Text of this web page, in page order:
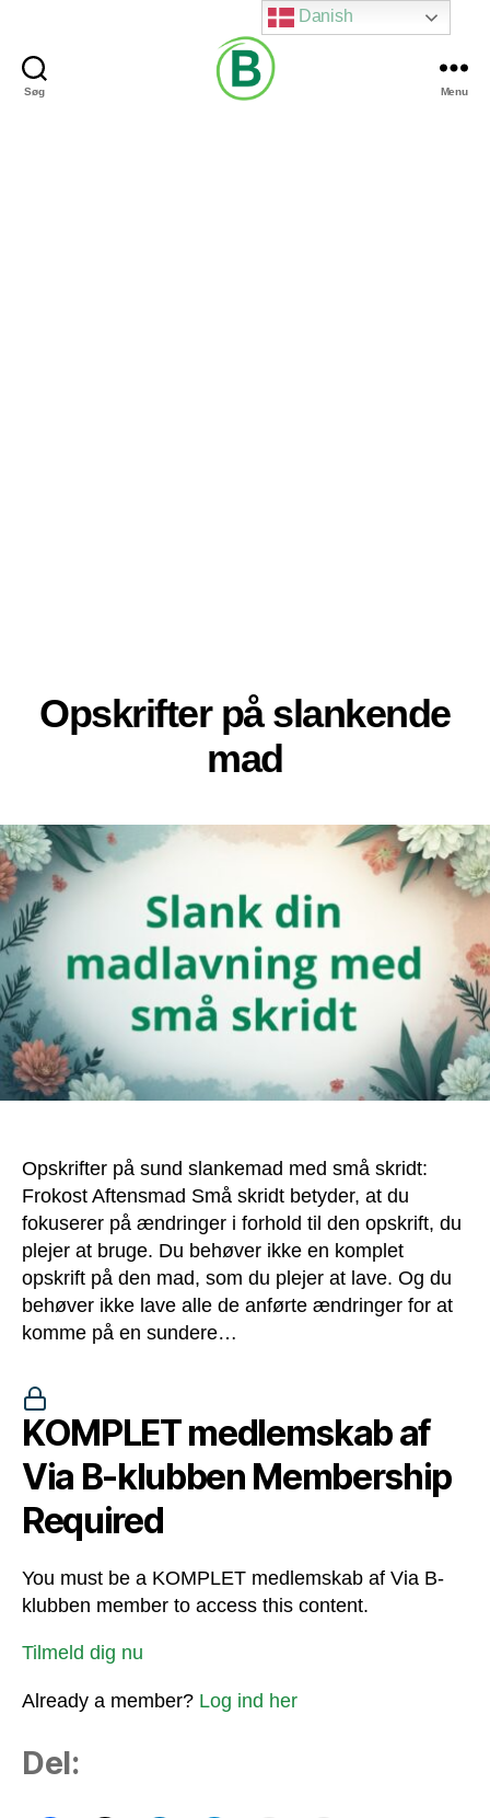
Søg Menu
Opskrifter på slankende
mad
Opskrifter på sund slankemad med små skridt:
Frokost Aftensmad Små skridt betyder, at du
fokuserer på ændringer i forhold til den opskrift, du
plejer at bruge. Du behøver ikke en komplet
opskrift på den mad, som du plejer at lave. Og du
behøver ikke lave alle de anførte ændringer for at
komme på en sundere…
KOMPLET medlemskab af
Via B-klubben Membership
Required
You must be a KOMPLET medlemskab af Via B-
klubben member to access this content.
Tilmeld dig nu
Already a member? Log ind her
Del:
Danish